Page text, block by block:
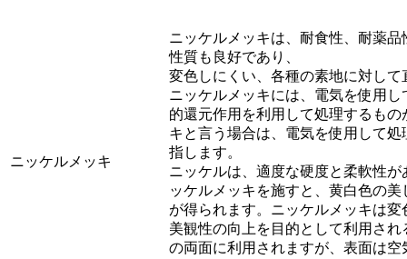
ニッケルメッキ
ニッケルメッキは、耐食性、耐薬
性質も良好であり、
変色しにくい、各種の素地に対し
ニッケルメッキには、電気を使用
的還元作用を利用して処理するも
キと言う場合は、電気を使用して
指します。
ニッケルは、適度な硬度と柔軟性
ッケルメッキを施すと、黄白色の
が得られます。ニッケルメッキは
美観性の向上を目的として利用さ
の両面に利用されますが、表面は